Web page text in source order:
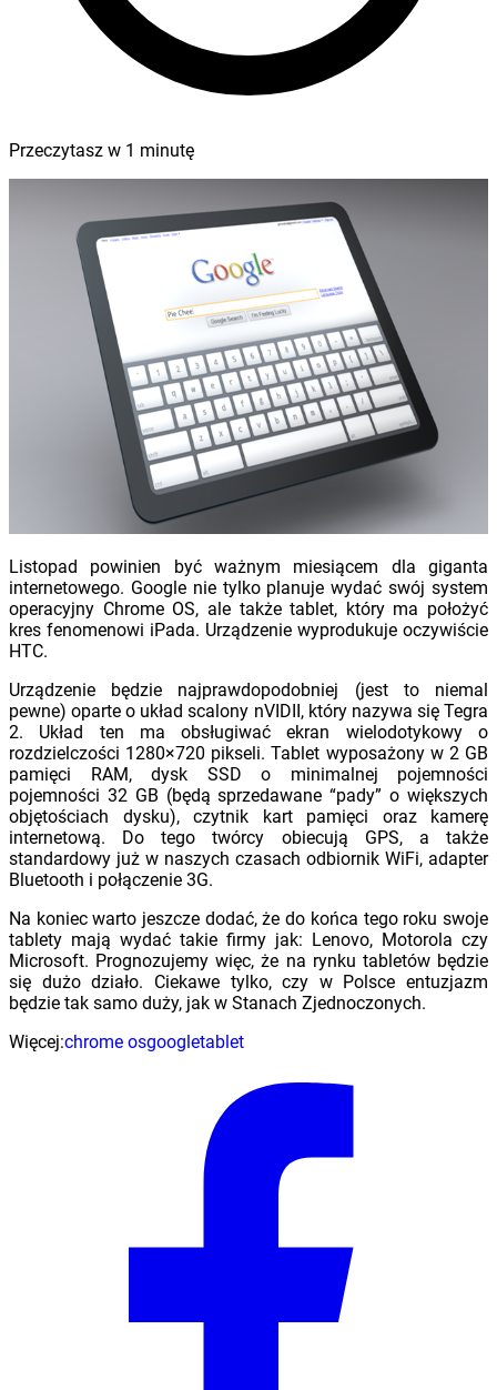
Przeczytasz w 1 minutę
Listopad powinien być ważnym miesiącem dla giganta
internetowego. Google nie tylko planuje wydać swój system
operacyjny Chrome OS, ale także tablet, który ma położyć
kres fenomenowi iPada. Urządzenie wyprodukuje oczywiście
HTC.
Urządzenie będzie najprawdopodobniej (jest to niemal
pewne) oparte o układ scalony nVIDII, który nazywa się Tegra
2. Układ ten ma obsługiwać ekran wielodotykowy o
rozdzielczości 1280×720 pikseli. Tablet wyposażony w 2 GB
pamięci RAM, dysk SSD o minimalnej pojemności
pojemności 32 GB (będą sprzedawane “pady” o większych
objętościach dysku), czytnik kart pamięci oraz kamerę
internetową. Do tego twórcy obiecują GPS, a także
standardowy już w naszych czasach odbiornik WiFi, adapter
Bluetooth i połączenie 3G.
Na koniec warto jeszcze dodać, że do końca tego roku swoje
tablety mają wydać takie firmy jak: Lenovo, Motorola czy
Microsoft. Prognozujemy więc, że na rynku tabletów będzie
się dużo działo. Ciekawe tylko, czy w Polsce entuzjazm
będzie tak samo duży, jak w Stanach Zjednoczonych.
Więcej:chrome osgoogletablet